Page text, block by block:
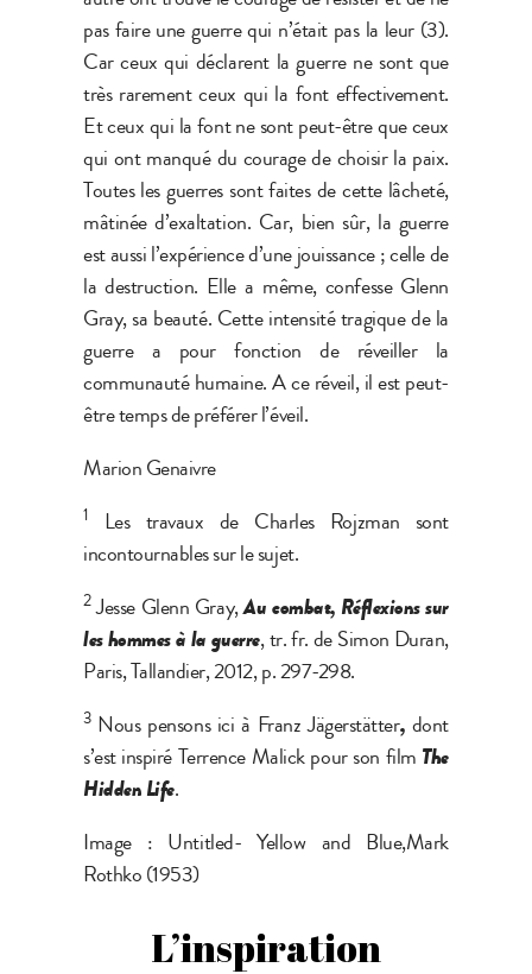
pas faire une guerre qui n’était pas la leur (3).
Car ceux qui déclarent la guerre ne sont que
très rarement ceux qui la font effectivement.
Et ceux qui la font ne sont peut-être que ceux
qui ont manqué du courage de choisir la paix.
Toutes les guerres sont faites de cette lâcheté,
mâtinée d’exaltation. Car, bien sûr, la guerre
est aussi l’expérience d’une jouissance ; celle de
la destruction. Elle a même, confesse Glenn
Gray, sa beauté. Cette intensité tragique de la
guerre a pour fonction de réveiller la
communauté humaine. A ce réveil, il est peut-
être temps de préférer l’éveil.
Marion Genaivre
1
Les travaux de Charles Rojzman sont
incontournables sur le sujet.
2Jesse Glenn Gray,Au combat, Réflexions sur
les hommes à la guerre, tr. fr. de Simon Duran,
Paris, Tallandier, 2012, p. 297-298.
3Nous pensons ici à Franz Jägerstätter, dont
s’est inspiré Terrence Malick pour son film The
Hidden Life.
Image : Untitled- Yellow and Blue,Mark
Rothko (1953)
L’inspiration